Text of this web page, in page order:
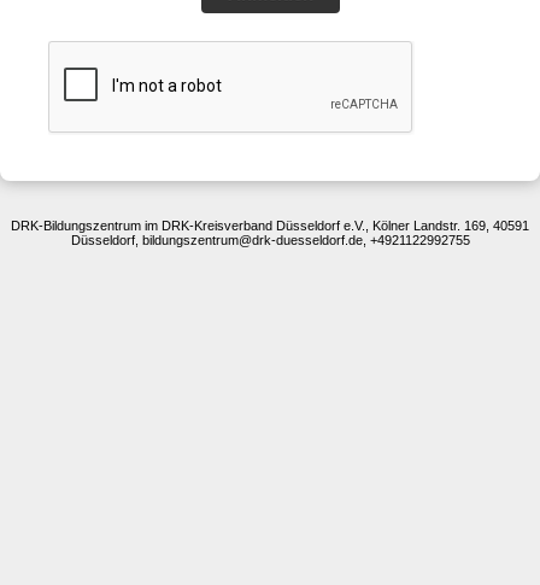
DRK-Bildungszentrum im DRK-Kreisverband Düsseldorf e.V., Kölner Landstr. 169, 40591
Düsseldorf, bildungszentrum@drk-duesseldorf.de, +4921122992755